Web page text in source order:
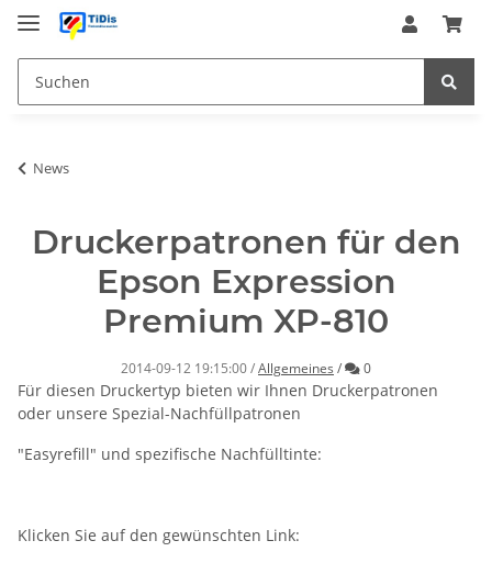
News
Druckerpatronen für den
Epson Expression
Premium XP-810
2014-09-12 19:15:00/Allgemeines / Kommentare
0
Für diesen Druckertyp bieten wir Ihnen Druckerpatronen
oder unsere Spezial-Nachfüllpatronen
"Easyrefill" und spezifische Nachfülltinte:
Klicken Sie auf den gewünschten Link: